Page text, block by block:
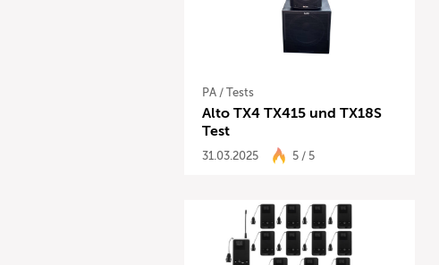
PA/ Tests
Alto TX4 TX415 und TX18S
Test
31.03.2025 5 / 5